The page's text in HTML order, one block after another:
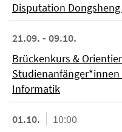
Disputation Dongsheng
21.09. - 09.10.
Brückenkurs &
Informatik
01.10.
10:00